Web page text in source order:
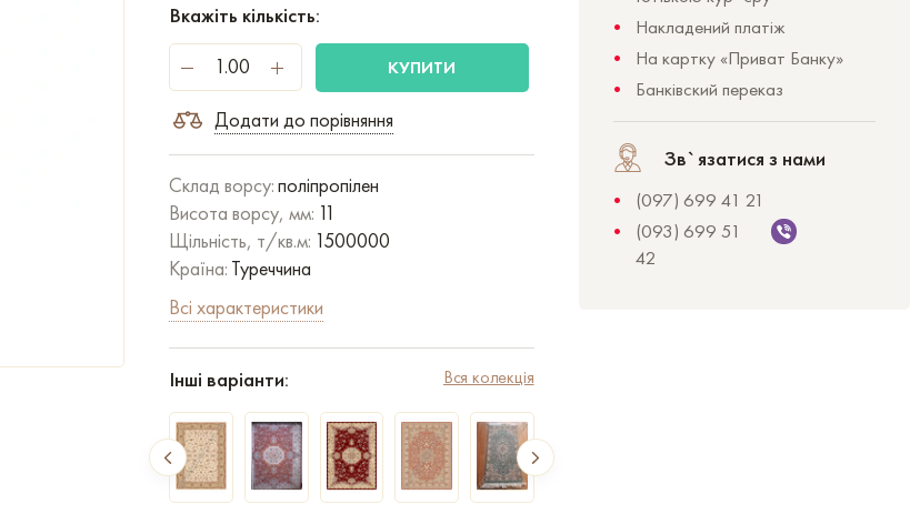
Вкажіть кількість:
КУПИТИ
Додати до порівняння
Склад ворсу:поліпропілен
Висота ворсу, мм: 11
Щільність, т/кв.м: 1500000
Країна: Туреччина
Всі характеристики
Інші варіанти: Вся колекція
Накладений платіж
На картку «Приват Банку»
Банківский переказ
Зв`язатися з нами
(097) 699 41 21
(093) 699 51
42